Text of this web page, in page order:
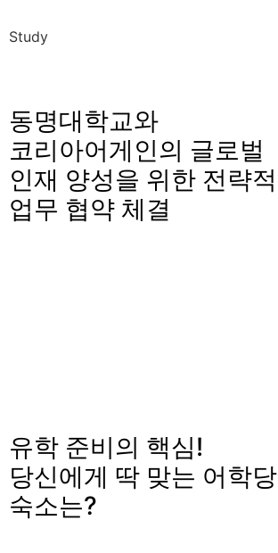
Study
동명대학교와
코리아어게인의 글로벌
인재 양성을 위한 전략적
업무 협약 체결
유학 준비의 핵심!
당신에게 딱 맞는 어학당
숙소는?